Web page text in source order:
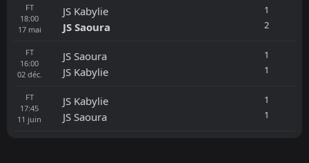
FT
18:00
17 mai
JS Kabylie
JS Saoura
1
2
FT
16:00
02 déc.
JS Saoura
JS Kabylie
1
1
FT
17:45
11 juin
JS Kabylie
JS Saoura
1
1